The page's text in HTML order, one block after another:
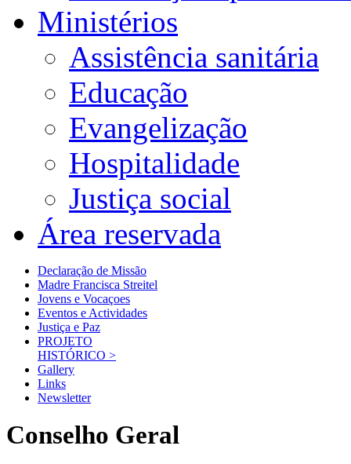
Ministérios
Assistência sanitária
Educação
Evangelização
Hospitalidade
Justiça social
Área reservada
Declaração de Missão
Madre Francisca Streitel
Jovens e Vocaçoes
Eventos e Actividades
Justiça e Paz
PROJETO
HISTÓRICO >
Gallery
Links
Newsletter
Conselho Geral